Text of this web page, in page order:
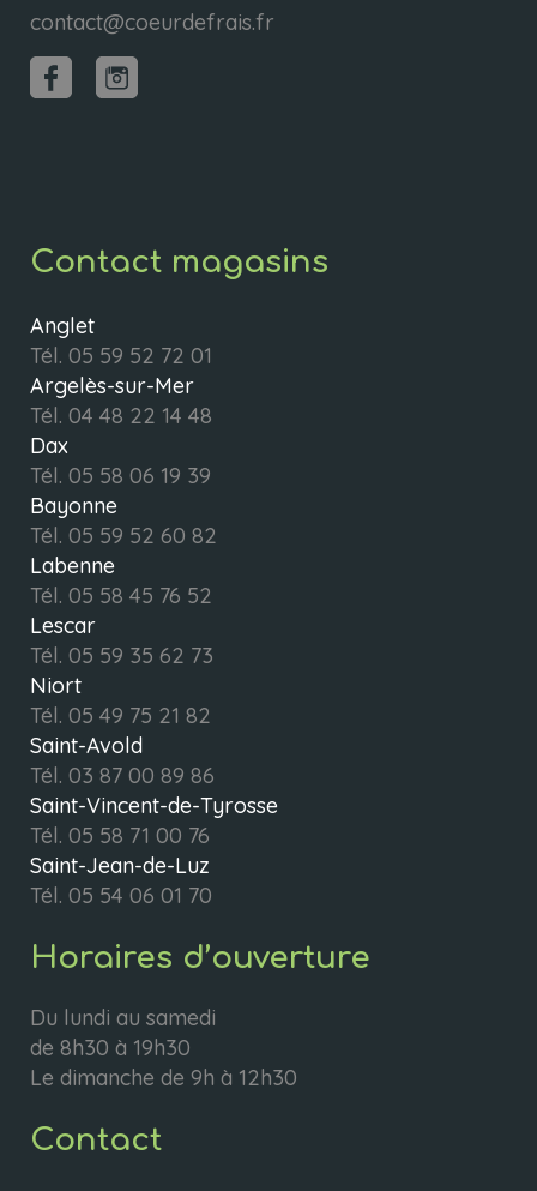
contact@coeurdefrais.fr
Contact magasins
Anglet
Tél. 05 59 52 72 01
Argelès-sur-Mer
Tél. 04 48 22 14 48
Dax
Tél. 05 58 06 19 39
Bayonne
Tél. 05 59 52 60 82
Labenne
Tél. 05 58 45 76 52
Lescar
Tél. 05 59 35 62 73
Niort
Tél. 05 49 75 21 82
Saint-Avold
Tél. 03 87 00 89 86
Saint-Vincent-de-Tyrosse
Tél. 05 58 71 00 76
Saint-Jean-de-Luz
Tél. 05 54 06 01 70
Horaires d’ouverture
Du lundi au samedi
de 8h30 à 19h30
Le dimanche de 9h à 12h30
Contact